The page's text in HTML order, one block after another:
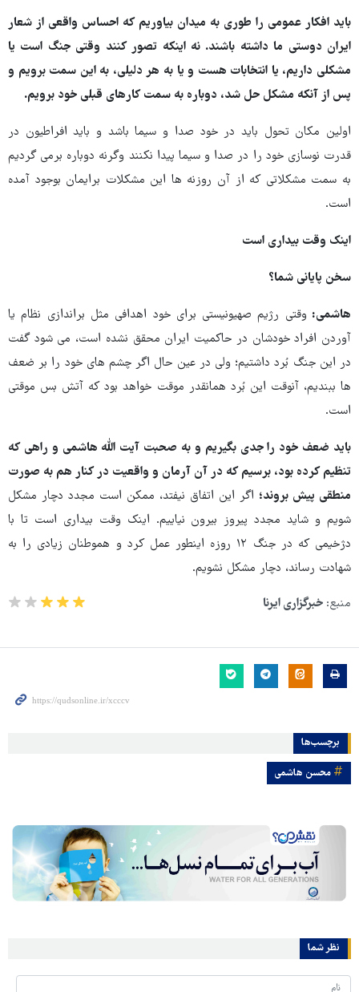
باید افکار عمومی را طوری به میدان بیاوریم که احساس واقعی از شعار
ایران دوستی ما داشته باشند. نه اینکه تصور کنند وقتی جنگ است یا
مشکلی داریم، یا انتخابات هست و یا به هر دلیلی، به این سمت برویم و
پس از آنکه مشکل حل شد، دوباره به سمت کارهای قبلی خود برویم.
اولین مکان تحول باید در خود صدا و سیما باشد و باید افراطیون در
قدرت نوسازی خود را در صدا و سیما پیدا نکنند وگرنه دوباره برمی گردیم
به سمت مشکلاتی که از آن روزنه ها این مشکلات برایمان بوجود آمده
است.
اینک وقت بیداری است
سخن پایانی شما؟
هاشمی: وقتی رژیم صهیونیستی برای خود اهدافی مثل براندازی نظام یا
آوردن افراد خودشان در حاکمیت ایران محقق نشده است، می شود گفت
در این جنگ بُرد داشتیم؛ ولی در عین حال اگر چشم های خود را بر ضعف
ها ببندیم، آنوقت این بُرد همانقدر موقت خواهد بود که آتش بس موقتی
است.
باید ضعف خود را جدی بگیریم و به صحبت آیت الله هاشمی و راهی که
تنظیم کرده بود، برسیم که در آن آرمان و واقعیت در کنار هم به صورت
منطقی پیش بروند؛ اگر این اتفاق نیفتد، ممکن است مجدد دچار مشکل
شویم و شاید مجدد پیروز بیرون نیاییم. اینک وقت بیداری است تا با
دژخیمی که در جنگ ۱۲ روزه اینطور عمل کرد و هموطنان زیادی را به
شهادت رساند، دچار مشکل نشویم.
منبع: خبرگزاری ایرنا
برچسب‌ها
محسن هاشمی
نظر شما